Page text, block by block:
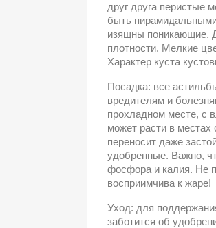
друг друга перистые
быть
изящны поникающие.
плотности. Мелкие
Характер куста
Посадка: все
вредителям и
прохладном месте, с
может расти в
переносит даже
удобренные. Важно,
фосфора и калия. Не
восприимчива к жаре!
Уход: для
заботится об